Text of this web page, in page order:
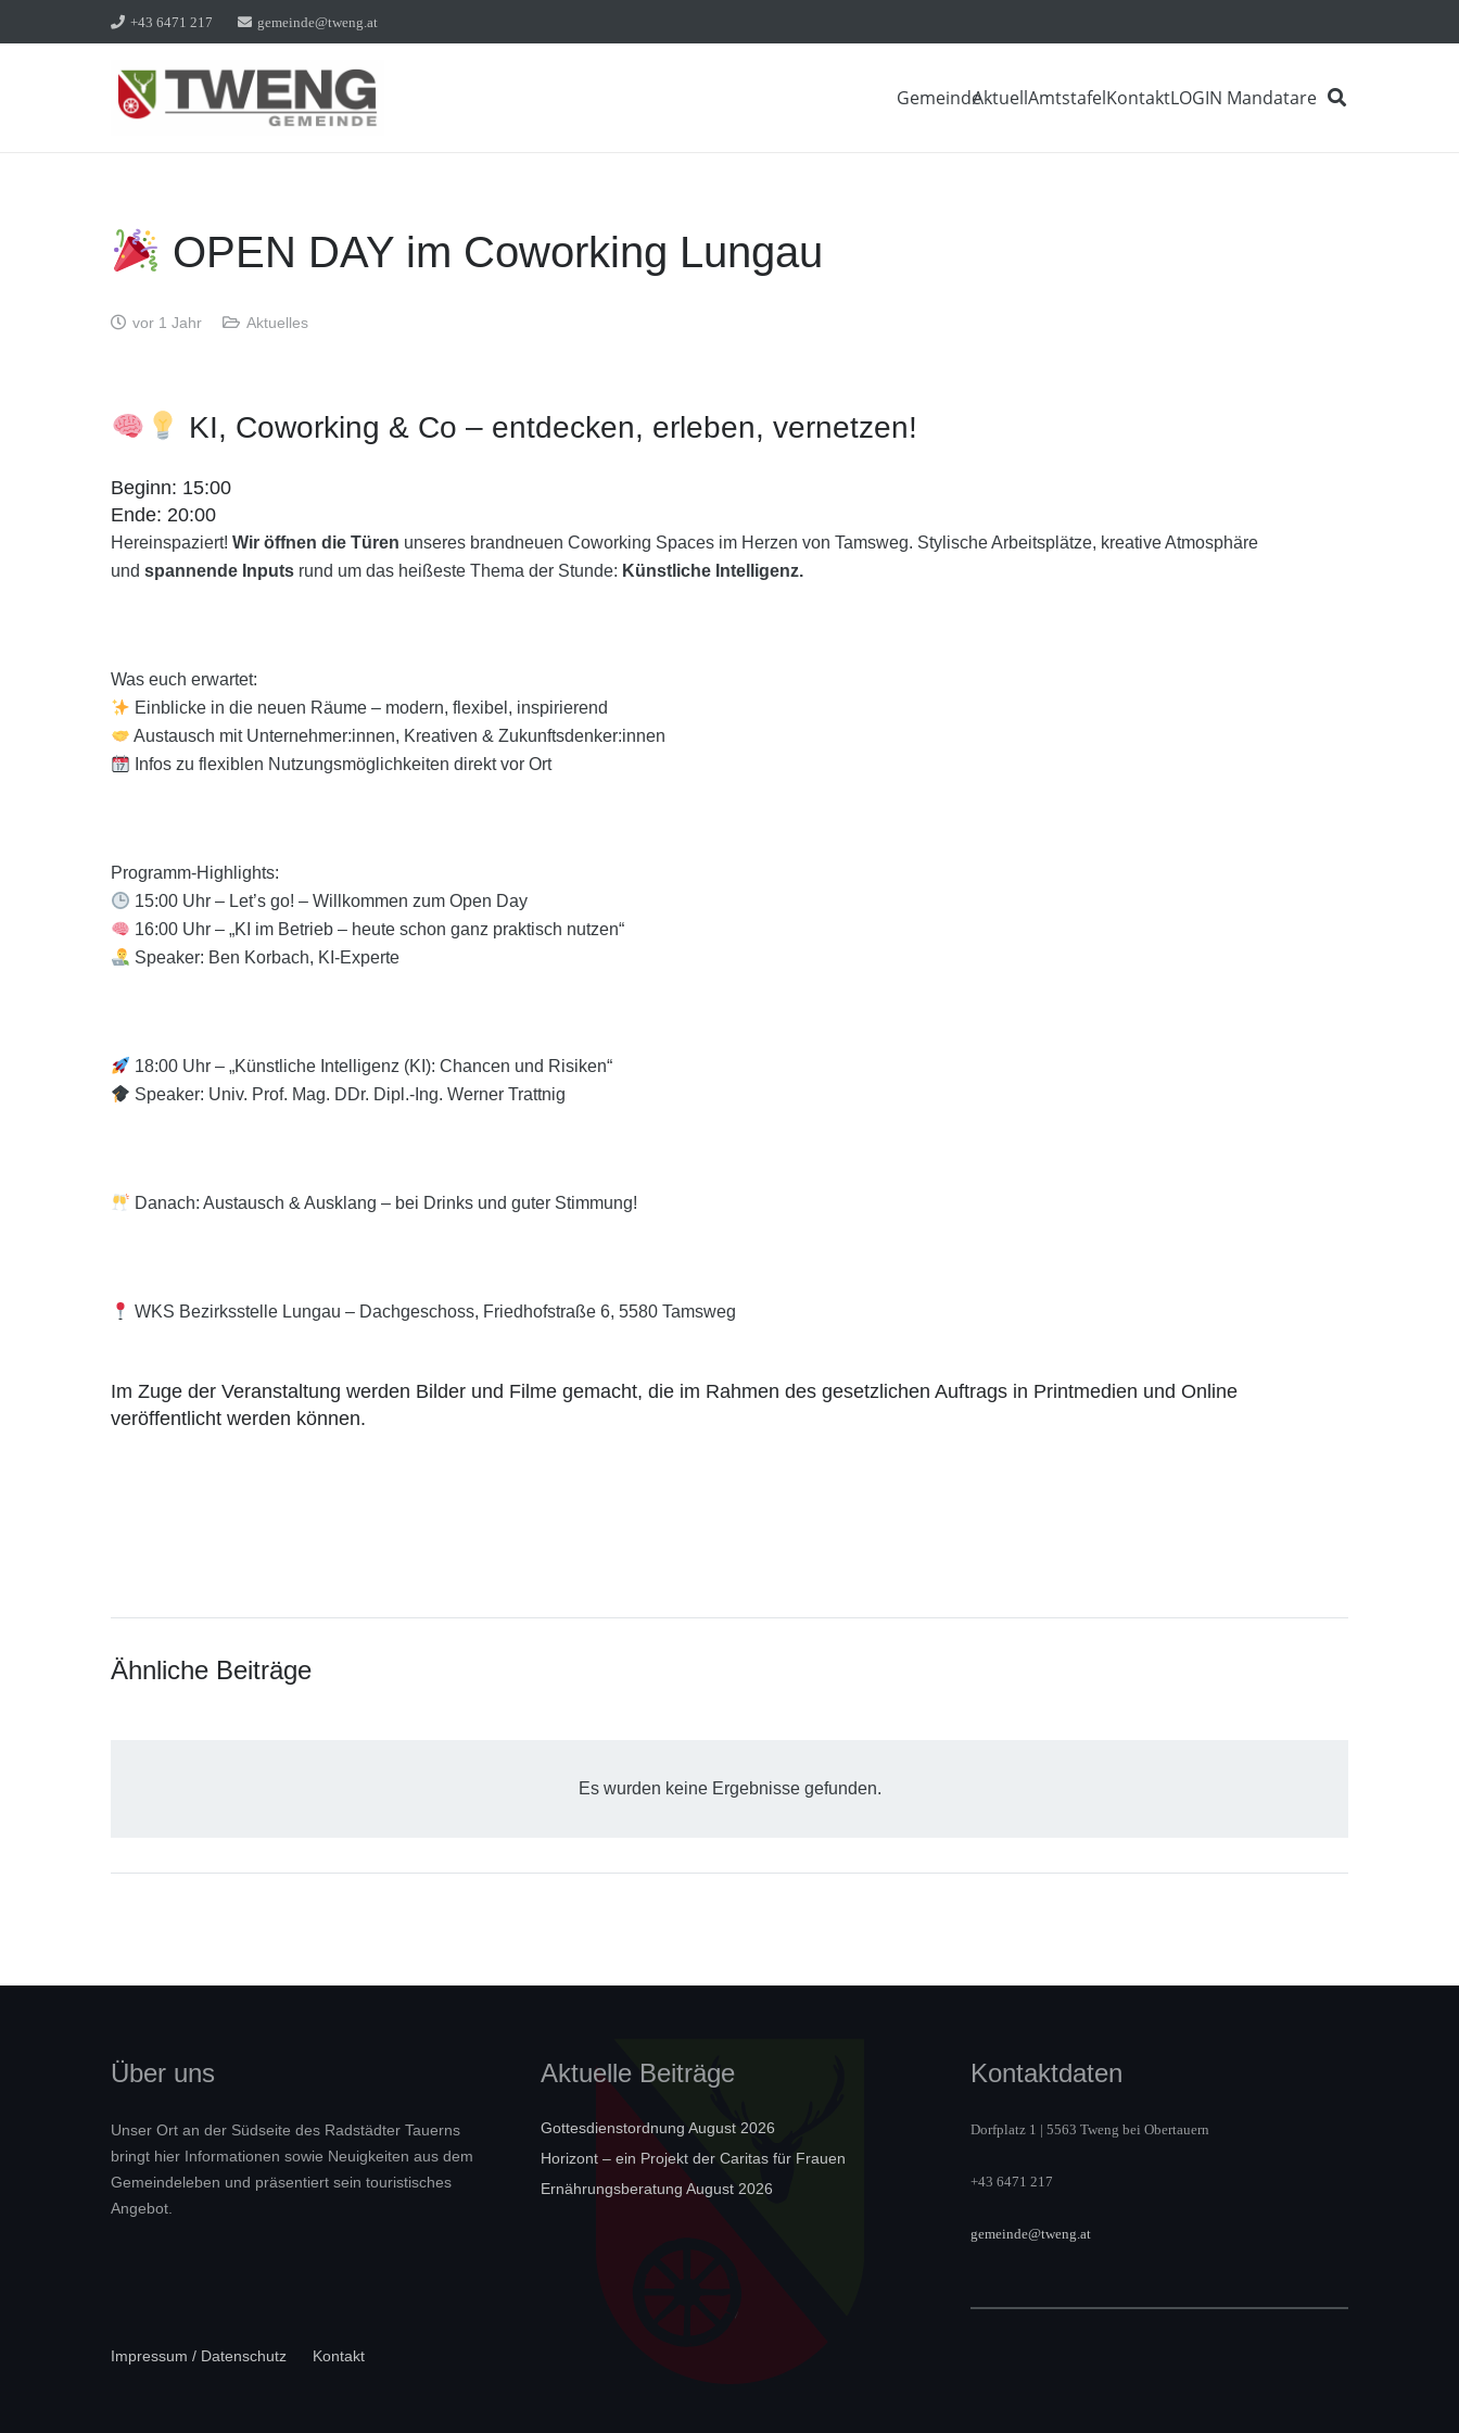
+43 6471 217 gemeinde@tweng.at
GemeindeAktuellAmtstafelKontaktLOGIN Mandatare
OPEN DAY im Coworking Lungau
vor 1 Jahr Aktuelles
KI, Coworking & Co – entdecken, erleben, vernetzen!
Beginn: 15:00
Ende: 20:00
Hereinspaziert! Wir öffnen die Türen unseres brandneuen Coworking Spaces im Herzen von Tamsweg. Stylische Arbeitsplätze, kreative Atmosphäre
und spannende Inputs rund um das heißeste Thema der Stunde: Künstliche Intelligenz.
Was euch erwartet:
Einblicke in die neuen Räume – modern, flexibel, inspirierend
Austausch mit Unternehmer:innen, Kreativen & Zukunftsdenker:innen
Infos zu flexiblen Nutzungsmöglichkeiten direkt vor Ort
Programm-Highlights:
15:00 Uhr – Let’s go! – Willkommen zum Open Day
16:00 Uhr – „KI im Betrieb – heute schon ganz praktisch nutzen“
Speaker: Ben Korbach, KI-Experte
18:00 Uhr – „Künstliche Intelligenz (KI): Chancen und Risiken“
Speaker: Univ. Prof. Mag. DDr. Dipl.-Ing. Werner Trattnig
Danach: Austausch & Ausklang – bei Drinks und guter Stimmung!
WKS Bezirksstelle Lungau – Dachgeschoss, Friedhofstraße 6, 5580 Tamsweg
Im Zuge der Veranstaltung werden Bilder und Filme gemacht, die im Rahmen des gesetzlichen Auftrags in Printmedien und Online
veröffentlicht werden können.
Ähnliche Beiträge
Es wurden keine Ergebnisse gefunden.
Über uns
Unser Ort an der Südseite des Radstädter Tauerns
bringt hier Informationen sowie Neuigkeiten aus dem
Gemeindeleben und präsentiert sein touristisches
Angebot.
Aktuelle Beiträge
Gottesdienstordnung August 2026
Horizont – ein Projekt der Caritas für Frauen
Ernährungsberatung August 2026
Kontaktdaten
Dorfplatz 1 | 5563 Tweng bei Obertauern
+43 6471 217
gemeinde@tweng.at
Impressum / Datenschutz Kontakt